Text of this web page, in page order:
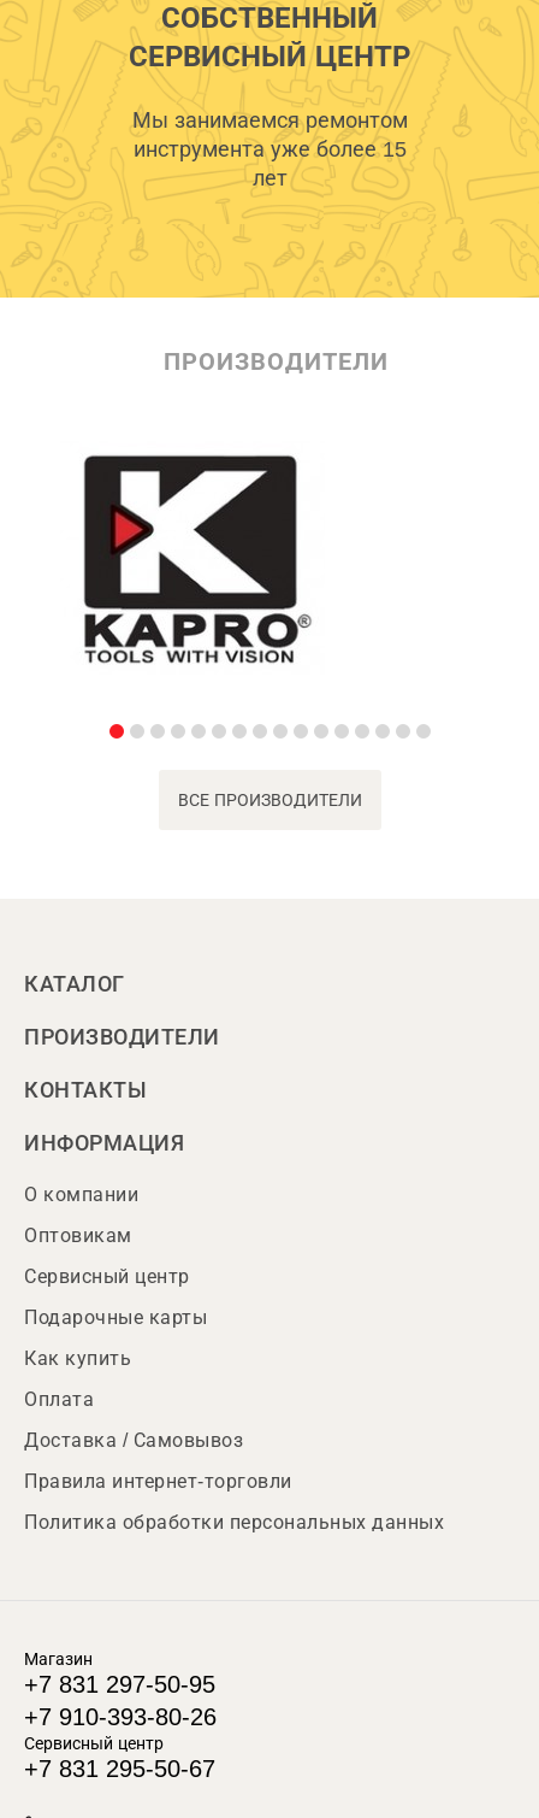
СОБСТВЕННЫЙ
СЕРВИСНЫЙ ЦЕНТР
Мы занимаемся ремонтом
инструмента уже более 15
лет
ПРОИЗВОДИТЕЛИ
ВСЕ ПРОИЗВОДИТЕЛИ
КАТАЛОГ
ПРОИЗВОДИТЕЛИ
КОНТАКТЫ
ИНФОРМАЦИЯ
О компании
Оптовикам
Сервисный центр
Подарочные карты
Как купить
Оплата
Доставка / Самовывоз
Правила интернет-торговли
Политика обработки персональных данных
Магазин
+7 831 297-50-95
+7 910-393-80-26
Сервисный центр
+7 831 295-50-67